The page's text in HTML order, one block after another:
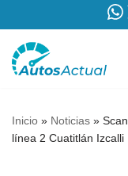
Saltar
Inicio » Noticias »
línea 2 Cuatitlán Izcalli